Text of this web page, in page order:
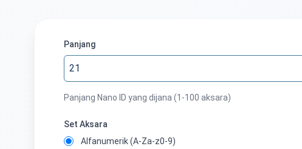
Panjang
Panjang Nano ID yang dijana (1-100 aksara)
Set Aksara
Alfanumerik (A-Za-z0-9)